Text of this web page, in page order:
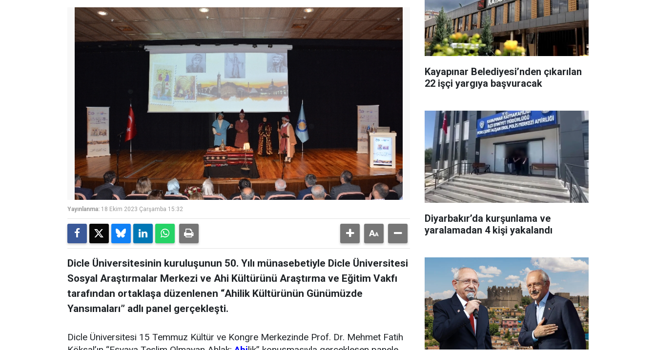
Yayınlanma: 18 Ekim 2023 Çarşamba 15:32
Dicle Üniversitesinin kuruluşunun 50. Yılı münasebetiyle Dicle Üniversitesi
Sosyal Araştırmalar Merkezi ve Ahi Kültürünü Araştırma ve Eğitim Vakfı
tarafından ortaklaşa düzenlenen “Ahilik Kültürünün Günümüzde
Yansımaları” adlı panel gerçekleşti.
Dicle Üniversitesi 15 Temmuz Kültür ve Kongre Merkezinde Prof. Dr. Mehmet Fatih
Kayapınar Belediyesi’nden çıkarılan
22 işçi yargıya başvuracak
Diyarbakır’da kurşunlama ve
yaralamadan 4 kişi yakalandı